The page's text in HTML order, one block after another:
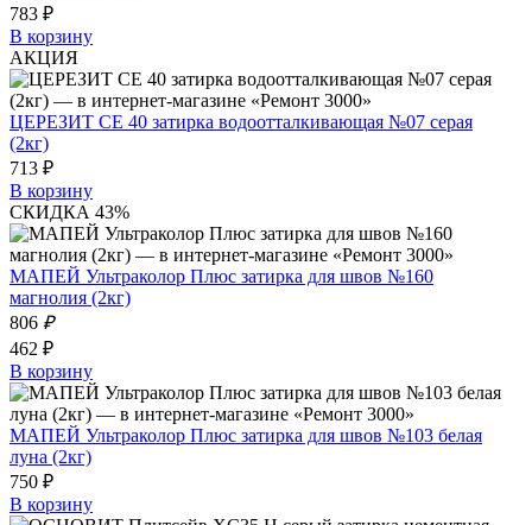
783 ₽
В корзину
АКЦИЯ
ЦЕРЕЗИТ СЕ 40 затирка водоотталкивающая №07 серая
(2кг)
713 ₽
В корзину
СКИДКА 43%
МАПЕЙ Ультраколор Плюс затирка для швов №160
магнолия (2кг)
806 ₽
462 ₽
В корзину
МАПЕЙ Ультраколор Плюс затирка для швов №103 белая
луна (2кг)
750 ₽
В корзину